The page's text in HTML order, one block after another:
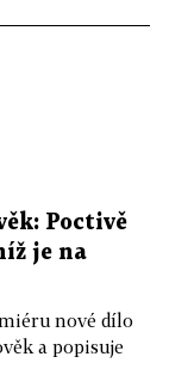
Poctivě
je na
nové dílo
a popisuje